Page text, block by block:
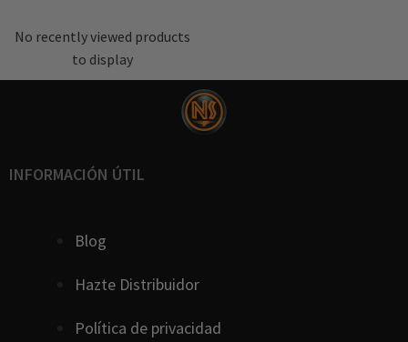
No recently viewed products
to display
INFORMACIÓN ÚTIL
Blog
Hazte Distribuidor
Política de privacidad